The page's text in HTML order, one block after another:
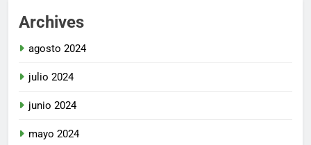
Archives
agosto 2024
julio 2024
junio 2024
mayo 2024